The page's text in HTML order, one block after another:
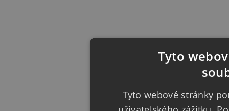
Tyto
Tyto webové stránky